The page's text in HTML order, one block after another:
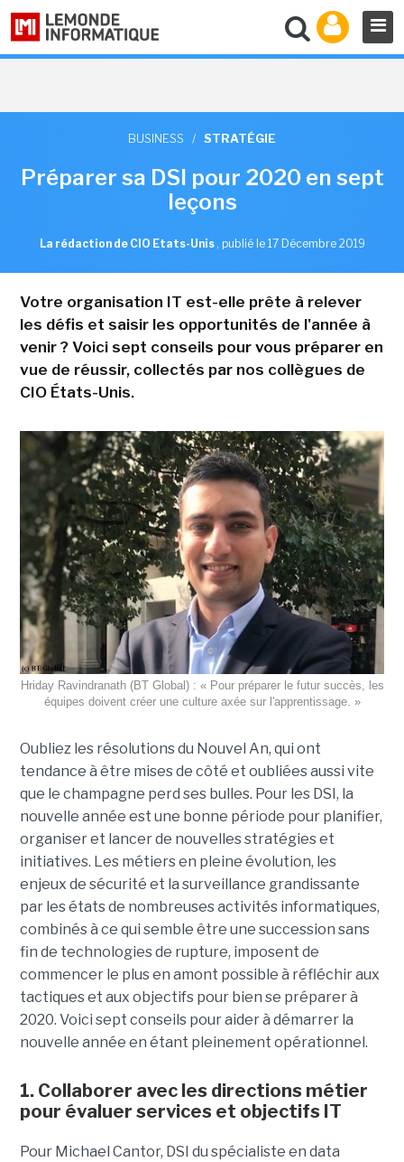
BUSINESS / STRATÉGIE
Préparer sa DSI pour 2020 en sept
leçons
La rédaction de CIO Etats-Unis , publié le 17 Décembre 2019
Votre organisation IT est-elle prête à relever
les défis et saisir les opportunités de l'année à
venir ? Voici sept conseils pour vous préparer en
vue de réussir, collectés par nos collègues de
CIO États-Unis.
Hriday Ravindranath (BT Global) : « Pour préparer le futur succès, les
équipes doivent créer une culture axée sur l'apprentissage. »
Oubliez les résolutions du Nouvel An, qui ont
tendance à être mises de côté et oubliées aussi vite
que le champagne perd ses bulles. Pour les DSI, la
nouvelle année est une bonne période pour planifier,
organiser et lancer de nouvelles stratégies et
initiatives. Les métiers en pleine évolution, les
enjeux de sécurité et la surveillance grandissante
par les états de nombreuses activités informatiques,
combinés à ce qui semble être une succession sans
fin de technologies de rupture, imposent de
commencer le plus en amont possible à réfléchir aux
tactiques et aux objectifs pour bien se préparer à
2020. Voici sept conseils pour aider à démarrer la
nouvelle année en étant pleinement opérationnel.
1. Collaborer avec les directions métier
pour évaluer services et objectifs IT
Pour Michael Cantor, DSI du spécialiste en data